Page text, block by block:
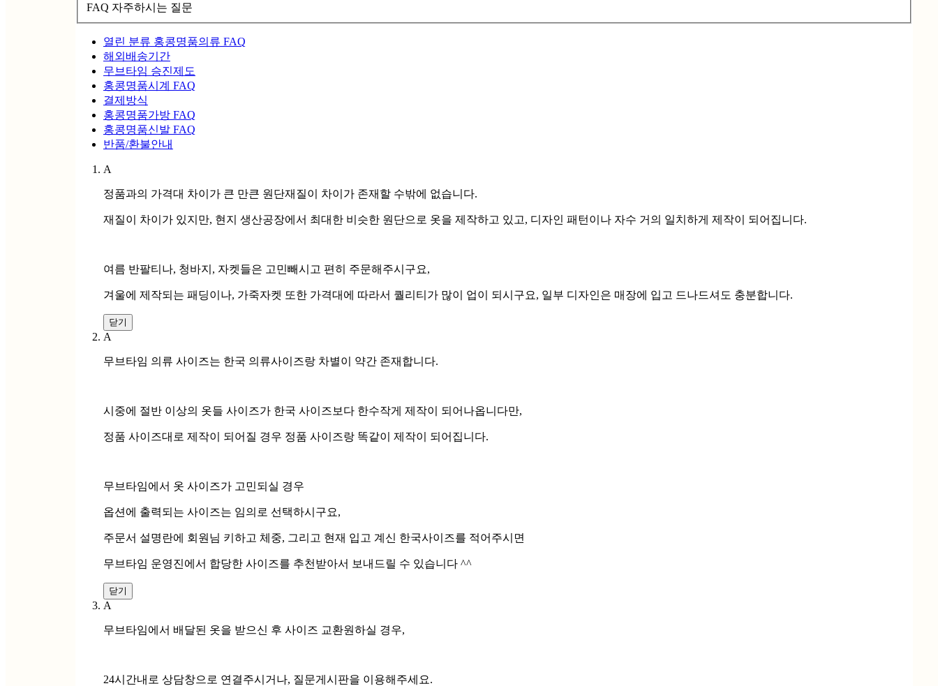
FAQ 자주하시는 질문
열린 분류 홍콩명품의류 FAQ
해외배송기간
무브타임 승진제도
홍콩명품시계 FAQ
결제방식
홍콩명품가방 FAQ
홍콩명품신발 FAQ
반품/환불안내
A
정품과의 가격대 차이가 큰 만큰 원단재질이 차이가 존재할 수밖에 없습니다.
재질이 차이가 있지만, 현지 생산공장에서 최대한 비슷한 원단으로 옷을 제작하고 있고, 디자인 패턴이나 자수 거의 일치하게 제작이 되어집니다.
여름 반팔티나, 청바지, 자켓들은 고민빼시고 편히 주문해주시구요,
겨울에 제작되는 패딩이나, 가죽자켓 또한 가격대에 따라서 퀄리티가 많이 업이 되시구요, 일부 디자인은 매장에 입고 드나드셔도 충분합니다.
닫기
A
무브타임 의류 사이즈는 한국 의류사이즈랑 차별이 약간 존재합니다.
시중에 절반 이상의 옷들 사이즈가 한국 사이즈보다 한수작게 제작이 되어나옵니다만,
정품 사이즈대로 제작이 되어질 경우 정품 사이즈랑 똑같이 제작이 되어집니다.
무브타임에서 옷 사이즈가 고민되실 경우
옵션에 출력되는 사이즈는 임의로 선택하시구요,
주문서 설명란에 회원님 키하고 체중, 그리고 현재 입고 계신 한국사이즈를 적어주시면
무브타임 운영진에서 합당한 사이즈를 추천받아서 보내드릴 수 있습니다 ^^
닫기
A
무브타임에서 배달된 옷을 받으신 후 사이즈 교환원하실 경우,
24시간내로 상담창으로 연결주시거나, 질문게시판을 이용해주세요.